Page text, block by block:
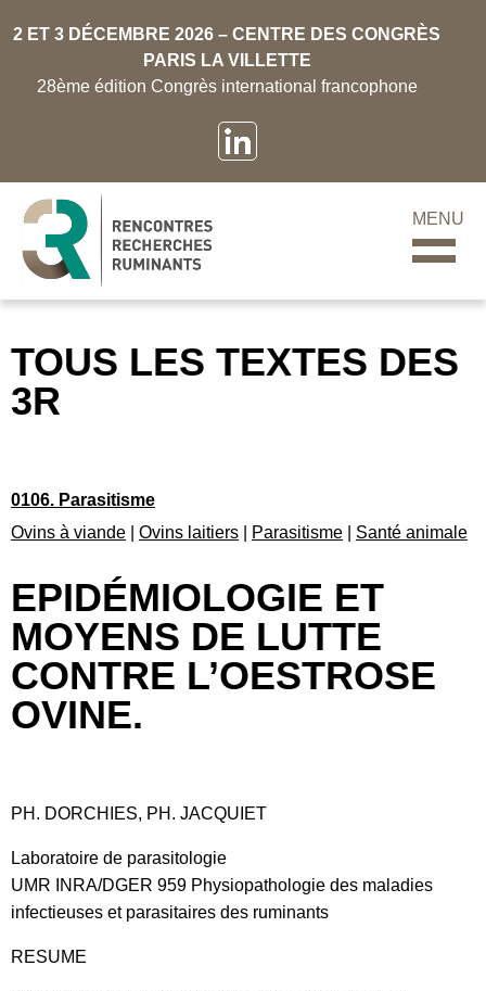
2 ET 3 DÉCEMBRE 2026 – CENTRE DES CONGRÈS
PARIS LA VILLETTE
28ème édition Congrès international francophone
MENU
TOUS LES TEXTES DES
3R
0106. Parasitisme
Ovins à viande
Ovins laitiers Parasitisme Santé animale
EPIDÉMIOLOGIE ET
MOYENS DE LUTTE
CONTRE L’OESTROSE
OVINE.
PH. DORCHIES, PH. JACQUIET
Laboratoire de parasitologie
UMR INRA/DGER 959 Physiopathologie des maladies
infectieuses et parasitaires des ruminants
RESUME